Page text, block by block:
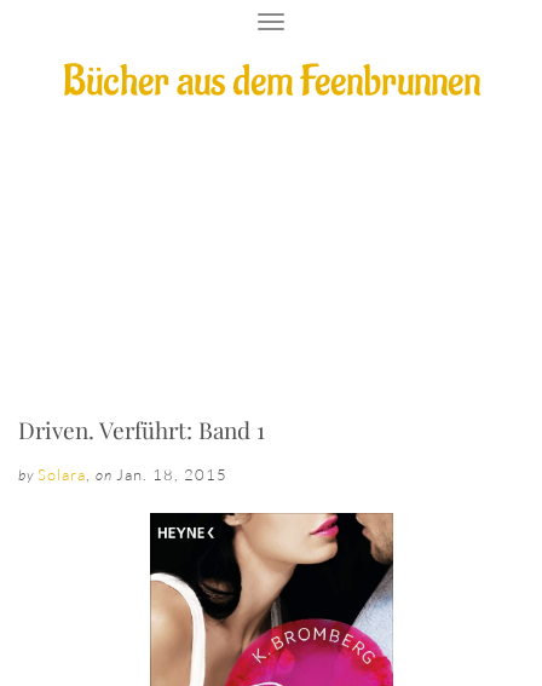
Bücher aus dem Feenbrunnen
T
G
Driven. Verführt: Band 1
by Solara on Jan. 18, 2015